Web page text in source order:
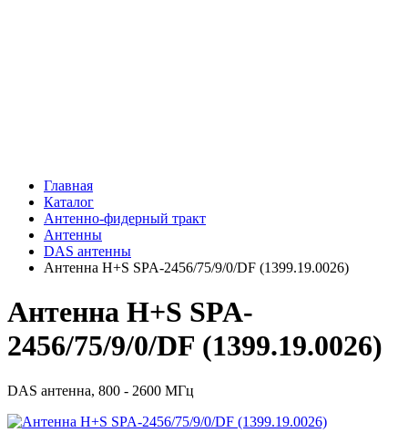
Главная
Каталог
Антенно-фидерный тракт
Антенны
DAS антенны
Антенна H+S SPA-2456/75/9/0/DF (1399.19.0026)
Антенна H+S SPA-
2456/75/9/0/DF (1399.19.0026)
DAS антенна, 800 - 2600 МГц